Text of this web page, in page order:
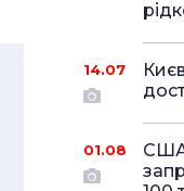
14.07
01.08
США